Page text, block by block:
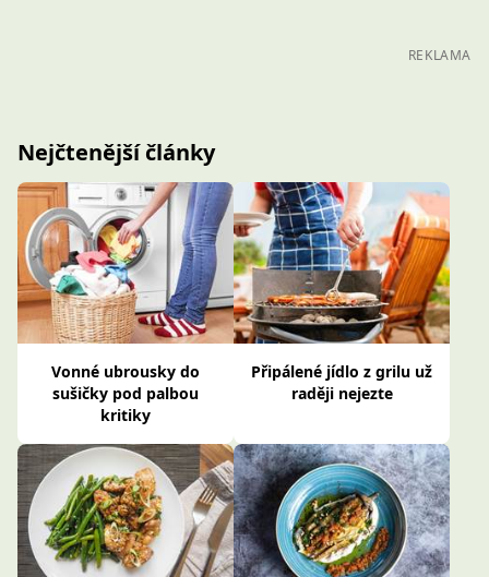
REKLAMA
Nejčtenější články
Vonné ubrousky do
sušičky pod palbou
kritiky
Připálené jídlo z grilu už
raději nejezte